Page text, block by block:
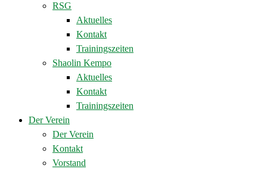
RSG
Aktuelles
Kontakt
Trainingszeiten
Shaolin Kempo
Aktuelles
Kontakt
Trainingszeiten
Der Verein
Der Verein
Kontakt
Vorstand